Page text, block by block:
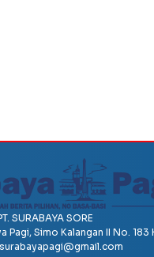
SURABAYA SORE
Pagi, Simo Kalangan II No. 183